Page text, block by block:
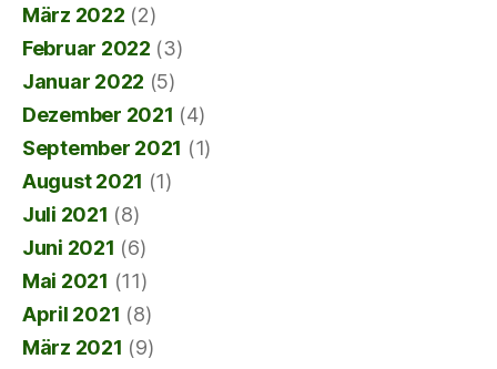
März 2022 (2)
Februar 2022 (3)
Januar 2022 (5)
Dezember 2021 (4)
September 2021 (1)
August 2021 (1)
Juli 2021 (8)
Juni 2021 (6)
Mai 2021 (11)
April 2021 (8)
März 2021 (9)